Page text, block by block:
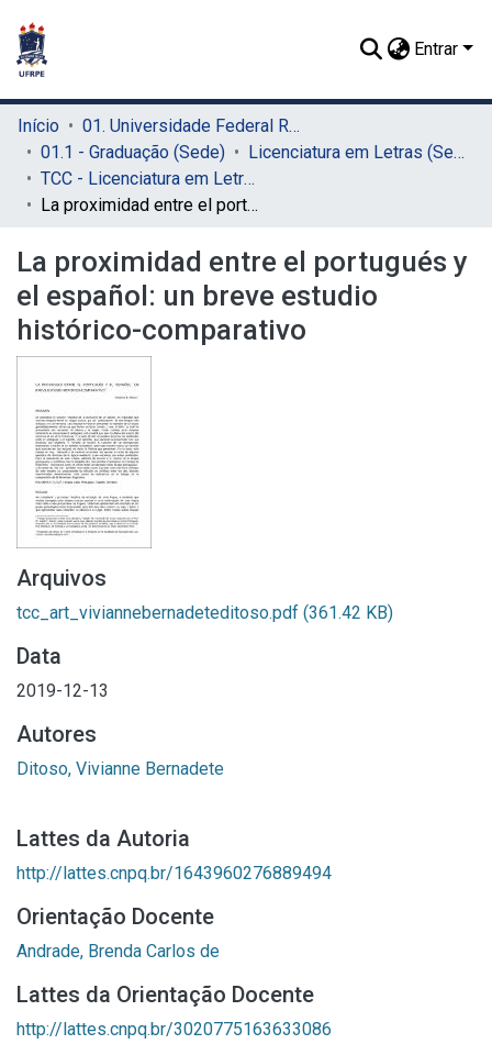
Entrar
Início
01. Universidade Federal Rural de Pernambuco - UFRPE (Sede)
01.1 - Graduação (Sede)
Licenciatura em Letras (Sede)
TCC - Licenciatura em Letras (Sede)
La proximidad entre el portugués y el español: un breve estudio histórico-comparativo
La proximidad entre el portugués y
el español: un breve estudio
histórico-comparativo
Arquivos
tcc_art_viviannebernadeteditoso.pdf (361.42 KB)
Data
2019-12-13
Autores
Ditoso, Vivianne Bernadete
Lattes da Autoria
http://lattes.cnpq.br/1643960276889494
Orientação Docente
Andrade, Brenda Carlos de
Lattes da Orientação Docente
http://lattes.cnpq.br/3020775163633086